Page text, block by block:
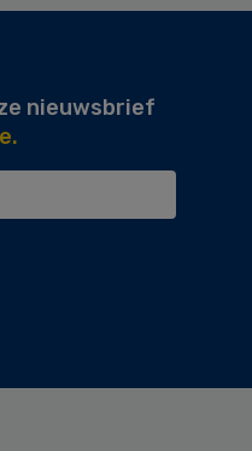
nieuwsbrief